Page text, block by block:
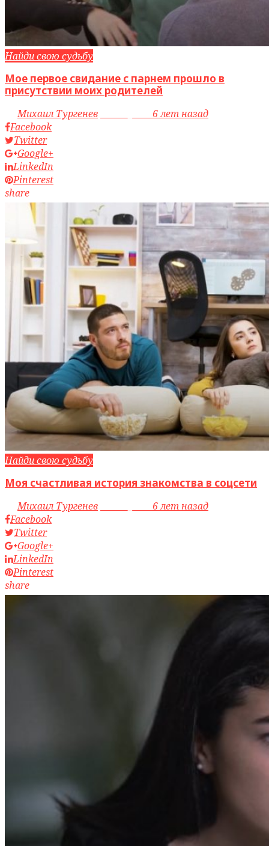
Найди свою судьбу
Мое первое свидание с парнем прошло в
присутствии моих родителей
byМихаил Тургенев
6 лет назад
Facebook
Twitter
Google+
LinkedIn
Pinterest
share
Найди свою судьбу
Моя счастливая история знакомства в соцсети
byМихаил Тургенев
6 лет назад
Facebook
Twitter
Google+
LinkedIn
Pinterest
share